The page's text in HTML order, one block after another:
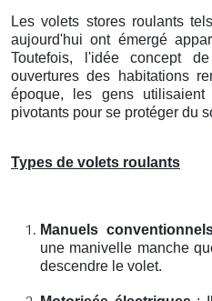
Les volets stores roulants
aujourd'hui ont émergé
Toutefois, l'idée concept
ouvertures des habitations
époque, les gens
pivotants pour se protéger du
Types de volets roulants
Manuels
une manivelle manche
descendre le volet.